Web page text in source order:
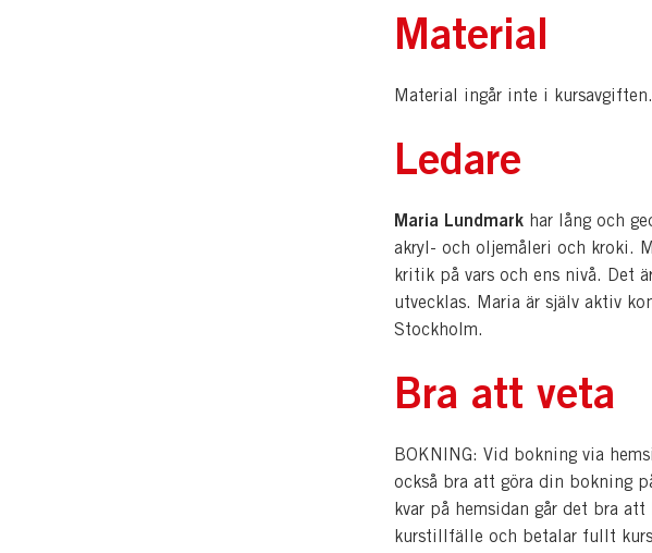
Material
Material ingår inte i kursavgiften.
Ledare
Maria Lundmark har lång och
akryl- och oljemåleri och kroki.
kritik på vars och ens nivå. Det
utvecklas. Maria är själv aktiv
Stockholm.
Bra att veta
BOKNING: Vid bokning via
också bra att göra din bokning
kvar på hemsidan går det bra
kurstillfälle och betalar fullt